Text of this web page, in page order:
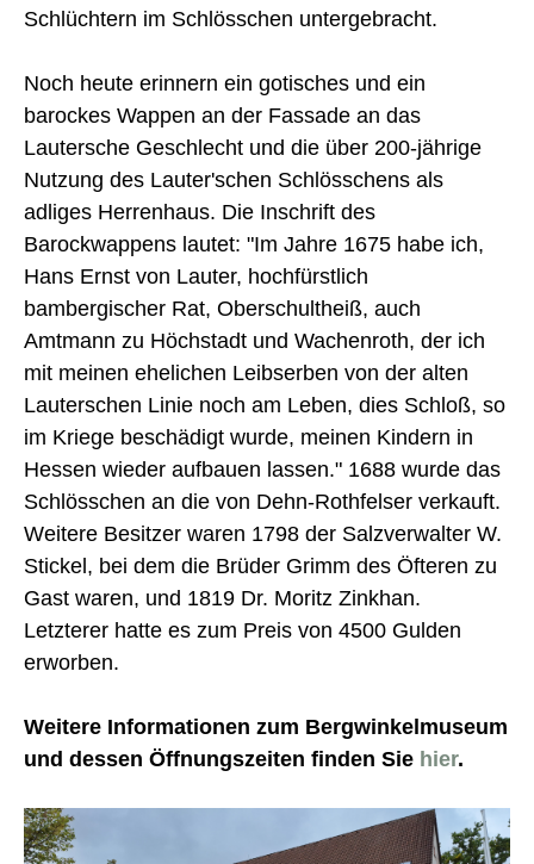
Schlüchtern im Schlösschen untergebracht.
Noch heute erinnern ein gotisches und ein
barockes Wappen an der Fassade an das
Lautersche Geschlecht und die über 200-jährige
Nutzung des Lauter'schen Schlösschens als
adliges Herrenhaus. Die Inschrift des
Barockwappens lautet: "Im Jahre 1675 habe ich,
Hans Ernst von Lauter, hochfürstlich
bambergischer Rat, Oberschultheiß, auch
Amtmann zu Höchstadt und Wachenroth, der ich
mit meinen ehelichen Leibserben von der alten
Lauterschen Linie noch am Leben, dies Schloß, so
im Kriege beschädigt wurde, meinen Kindern in
Hessen wieder aufbauen lassen." 1688 wurde das
Schlösschen an die von Dehn-Rothfelser verkauft.
Weitere Besitzer waren 1798 der Salzverwalter W.
Stickel, bei dem die Brüder Grimm des Öfteren zu
Gast waren, und 1819 Dr. Moritz Zinkhan.
Letzterer hatte es zum Preis von 4500 Gulden
erworben.
Weitere Informationen zum Bergwinkelmuseum
und dessen Öffnungszeiten finden Sie hier.